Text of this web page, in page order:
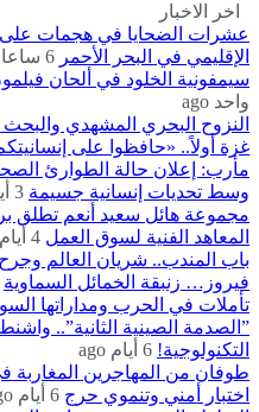
اخر الاخبار
عشرات الضحايا في هجمات
الإقليمي في البحر الأحمر 6 ساعات ago
سيمفونية الخلود في ألحان
واحد ago
النزوح البحري المشهدي
غزة أولاً.. «حافظوا على
مأرب: إعلان حالة الطوارئ
وسط تحديات إنسانية جسيمة 3 أيام ago
مجموعة هائل سعيد أنعم تطلق
المعاهد الفنية لسوق العمل 4 أيام ago
باب المندب.. شريان العالم
فيروز… زنبقة الخمائل السماوية
تأملات في الحرب ومداراتها
​”الصدمة الصينية الثانية”..
التكنولوجية! 6 أيام ago
طوفان من المهاجرين المغاربة
اختبار أمني وتنموي حرج 6 أيام ago